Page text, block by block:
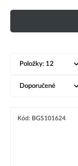
Položky: 12
Doporučené
Kód: BGS101624